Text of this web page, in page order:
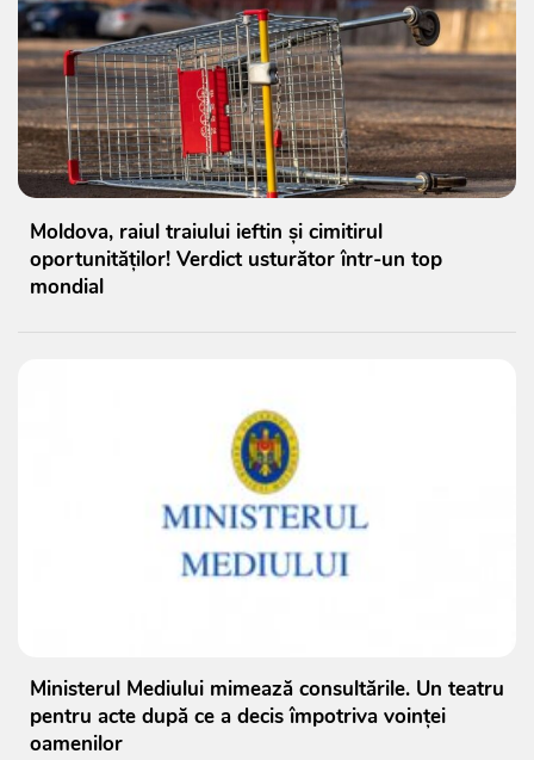
Moldova, raiul traiului ieftin și cimitirul
oportunităților! Verdict usturător într-un top
mondial
Ministerul Mediului mimează consultările. Un teatru
pentru acte după ce a decis împotriva voinței
oamenilor